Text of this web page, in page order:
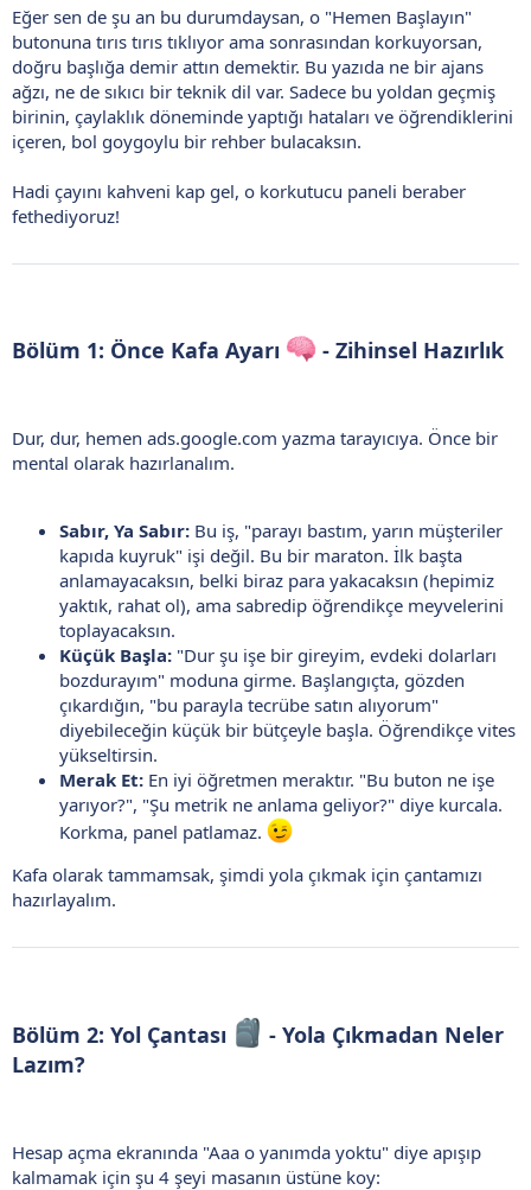
Eğer sen de şu an bu durumdaysan, o "Hemen Başlayın"
butonuna tırıs tırıs tıklıyor ama sonrasından korkuyorsan,
doğru başlığa demir attın demektir. Bu yazıda ne bir ajans
ağzı, ne de sıkıcı bir teknik dil var. Sadece bu yoldan geçmiş
birinin, çaylaklık döneminde yaptığı hataları ve öğrendiklerini
içeren, bol goygoylu bir rehber bulacaksın.
Hadi çayını kahveni kap gel, o korkutucu paneli beraber
fethediyoruz!
Bölüm 1: Önce Kafa Ayarı - Zihinsel Hazırlık
Dur, dur, hemen ads.google.com yazma tarayıcıya. Önce bir
mental olarak hazırlanalım.
Sabır, Ya Sabır: Bu iş, "parayı bastım, yarın müşteriler
kapıda kuyruk" işi değil. Bu bir maraton. İlk başta
anlamayacaksın, belki biraz para yakacaksın (hepimiz
yaktık, rahat ol), ama sabredip öğrendikçe meyvelerini
toplayacaksın.
Küçük Başla: "Dur şu işe bir gireyim, evdeki dolarları
bozdurayım" moduna girme. Başlangıçta, gözden
çıkardığın, "bu parayla tecrübe satın alıyorum"
diyebileceğin küçük bir bütçeyle başla. Öğrendikçe vites
yükseltirsin.
Merak Et: En iyi öğretmen meraktır. "Bu buton ne işe
yarıyor?", "Şu metrik ne anlama geliyor?" diye kurcala.
Korkma, panel patlamaz.
Kafa olarak tammamsak, şimdi yola çıkmak için çantamızı
hazırlayalım.
Bölüm 2: Yol Çantası
- Yola Çıkmadan Neler
Lazım?
Hesap açma ekranında "Aaa o yanımda yoktu" diye apışıp
kalmamak için şu 4 şeyi masanın üstüne koy: